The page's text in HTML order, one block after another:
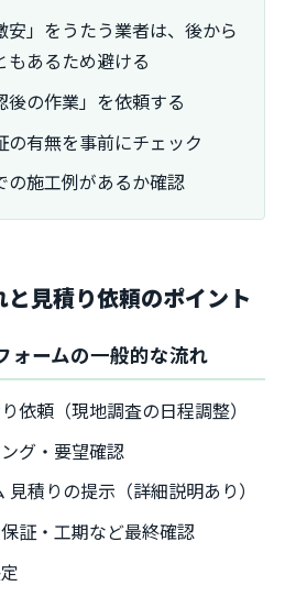
安」をうたう業者は、後から
あるため避ける
の作業」を依頼する
の有無を事前にチェック
の施工例があるか確認
と見積り依頼のポイント
ォームの一般的な流れ
依頼（現地調査の日程調整）
グ・要望確認
積りの提示（詳細説明あり）
証・工期など最終確認